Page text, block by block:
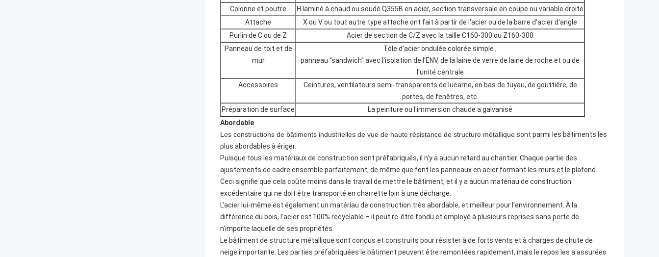
Colonne et poutre
H laminé à chaud ou soudé Q355B en acier, section transversale en coupe ou variable droite
Attache
X ou V ou tout autre type attache ont fait à partir de l'acier ou de la barre d'acier d'angle
Purlin de C ou de Z
Acier de section de C/Z avec la taille C160-300 ou Z160-300
Panneau de toit et de
mur
Tôle d'acier ondulée colorée simple ;
panneau "sandwich" avec l'isolation de l'ENV, de la laine de verre de laine de roche et ou de
l'unité centrale
Accessoires
Ceintures, ventilateurs semi-transparents de lucarne, en bas de tuyau, de gouttière, de
portes, de fenêtres, etc.
Préparation de surface
La peinture ou l'immersion chaude a galvanisé
Abordable
Les constructions de bâtiments industrielles de vue de haute résistance de structure métalliquesont parmi les bâtiments les
plus abordables à ériger.
Puisque tous les matériaux de construction sont préfabriqués, il n'y a aucun retard au chantier. Chaque partie des
ajustements de cadre ensemble parfaitement, de même que font les panneaux en acier formant les murs et le plafond.
Ceci signifie que cela coûte moins dans le travail de mettre le bâtiment, et il y a aucun matériau de construction
excédentaire qui ne doit être transporté en charrette loin à une décharge.
L'acier lui-même est également un matériau de construction très abordable, et meilleur pour l'environnement. À la
différence du bois, l'acier est 100% recyclable – il peut re-être fondu et employé à plusieurs reprises sans perte de
n'importe laquelle de ses propriétés.
Le bâtiment de structure métallique sont conçus et construits pour résister à de forts vents et à charges de chute de
neige importante. Les parties préfabriquées le bâtiment peuvent être remontées rapidement, mais le repos les a assurées